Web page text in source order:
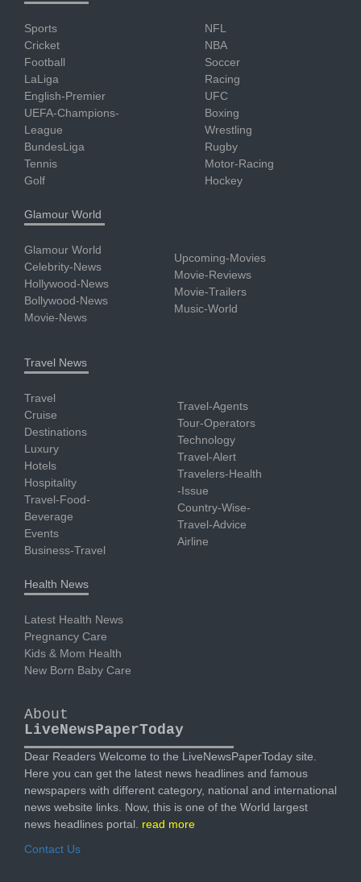
Sports
Cricket
Football
LaLiga
English-Premier
UEFA-Champions-
League
BundesLiga
Tennis
Golf
NFL
NBA
Soccer
Racing
UFC
Boxing
Wrestling
Rugby
Motor-Racing
Hockey
Glamour World
Glamour World
Celebrity-News
Hollywood-News
Bollywood-News
Movie-News
Upcoming-Movies
Movie-Reviews
Movie-Trailers
Music-World
Travel News
Travel
Cruise
Destinations
Luxury
Hotels
Hospitality
Travel-Food-
Beverage
Events
Business-Travel
Travel-Agents
Tour-Operators
Technology
Travel-Alert
Travelers-Health
-Issue
Country-Wise-
Travel-Advice
Airline
Health News
Latest Health News
Pregnancy Care
Kids & Mom Health
New Born Baby Care
About
LiveNewsPaperToday
Dear Readers Welcome to the LiveNewsPaperToday site.
Here you can get the latest news headlines and famous
newspapers with different category, national and international
news website links. Now, this is one of the World largest
news headlines portal. read more
Contact Us